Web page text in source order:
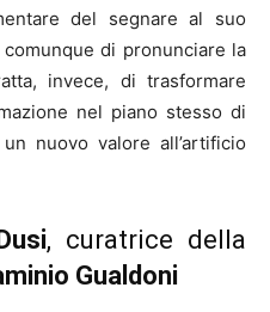
del segnare al suo
di pronunciare la
invece, di trasformare
nel piano stesso di
nuovo valore all’artificio
, curatrice della
Gualdoni